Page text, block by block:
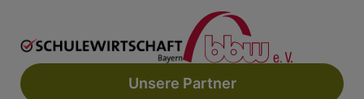
Unsere Partner